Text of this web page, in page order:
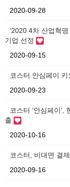
2020-09-28
’2020 4차 산업혁
기업 선정
2020-09-15
코스터 안심페이
2020-09-23
코스터 ‘안심페이
출
2020-10-16
코스터, 비대면 결
2020-09-16